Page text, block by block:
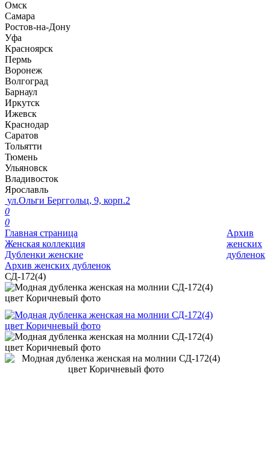
Омск
Самара
Ростов-на-Дону
Уфа
Красноярск
Пермь
Воронеж
Волгоград
Барнаул
Иркутск
Ижевск
Краснодар
Саратов
Тольятти
Тюмень
Ульяновск
Владивосток
Ярославль
ул.Ольги Берггольц, 9, корп.2
0
0
Главная страница
Женская коллекция
Дубленки женские
Архив женских дубленок
СД-172(4)
Архив
женских
дубленок